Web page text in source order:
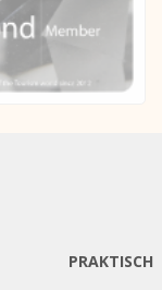
PRAKTISCH